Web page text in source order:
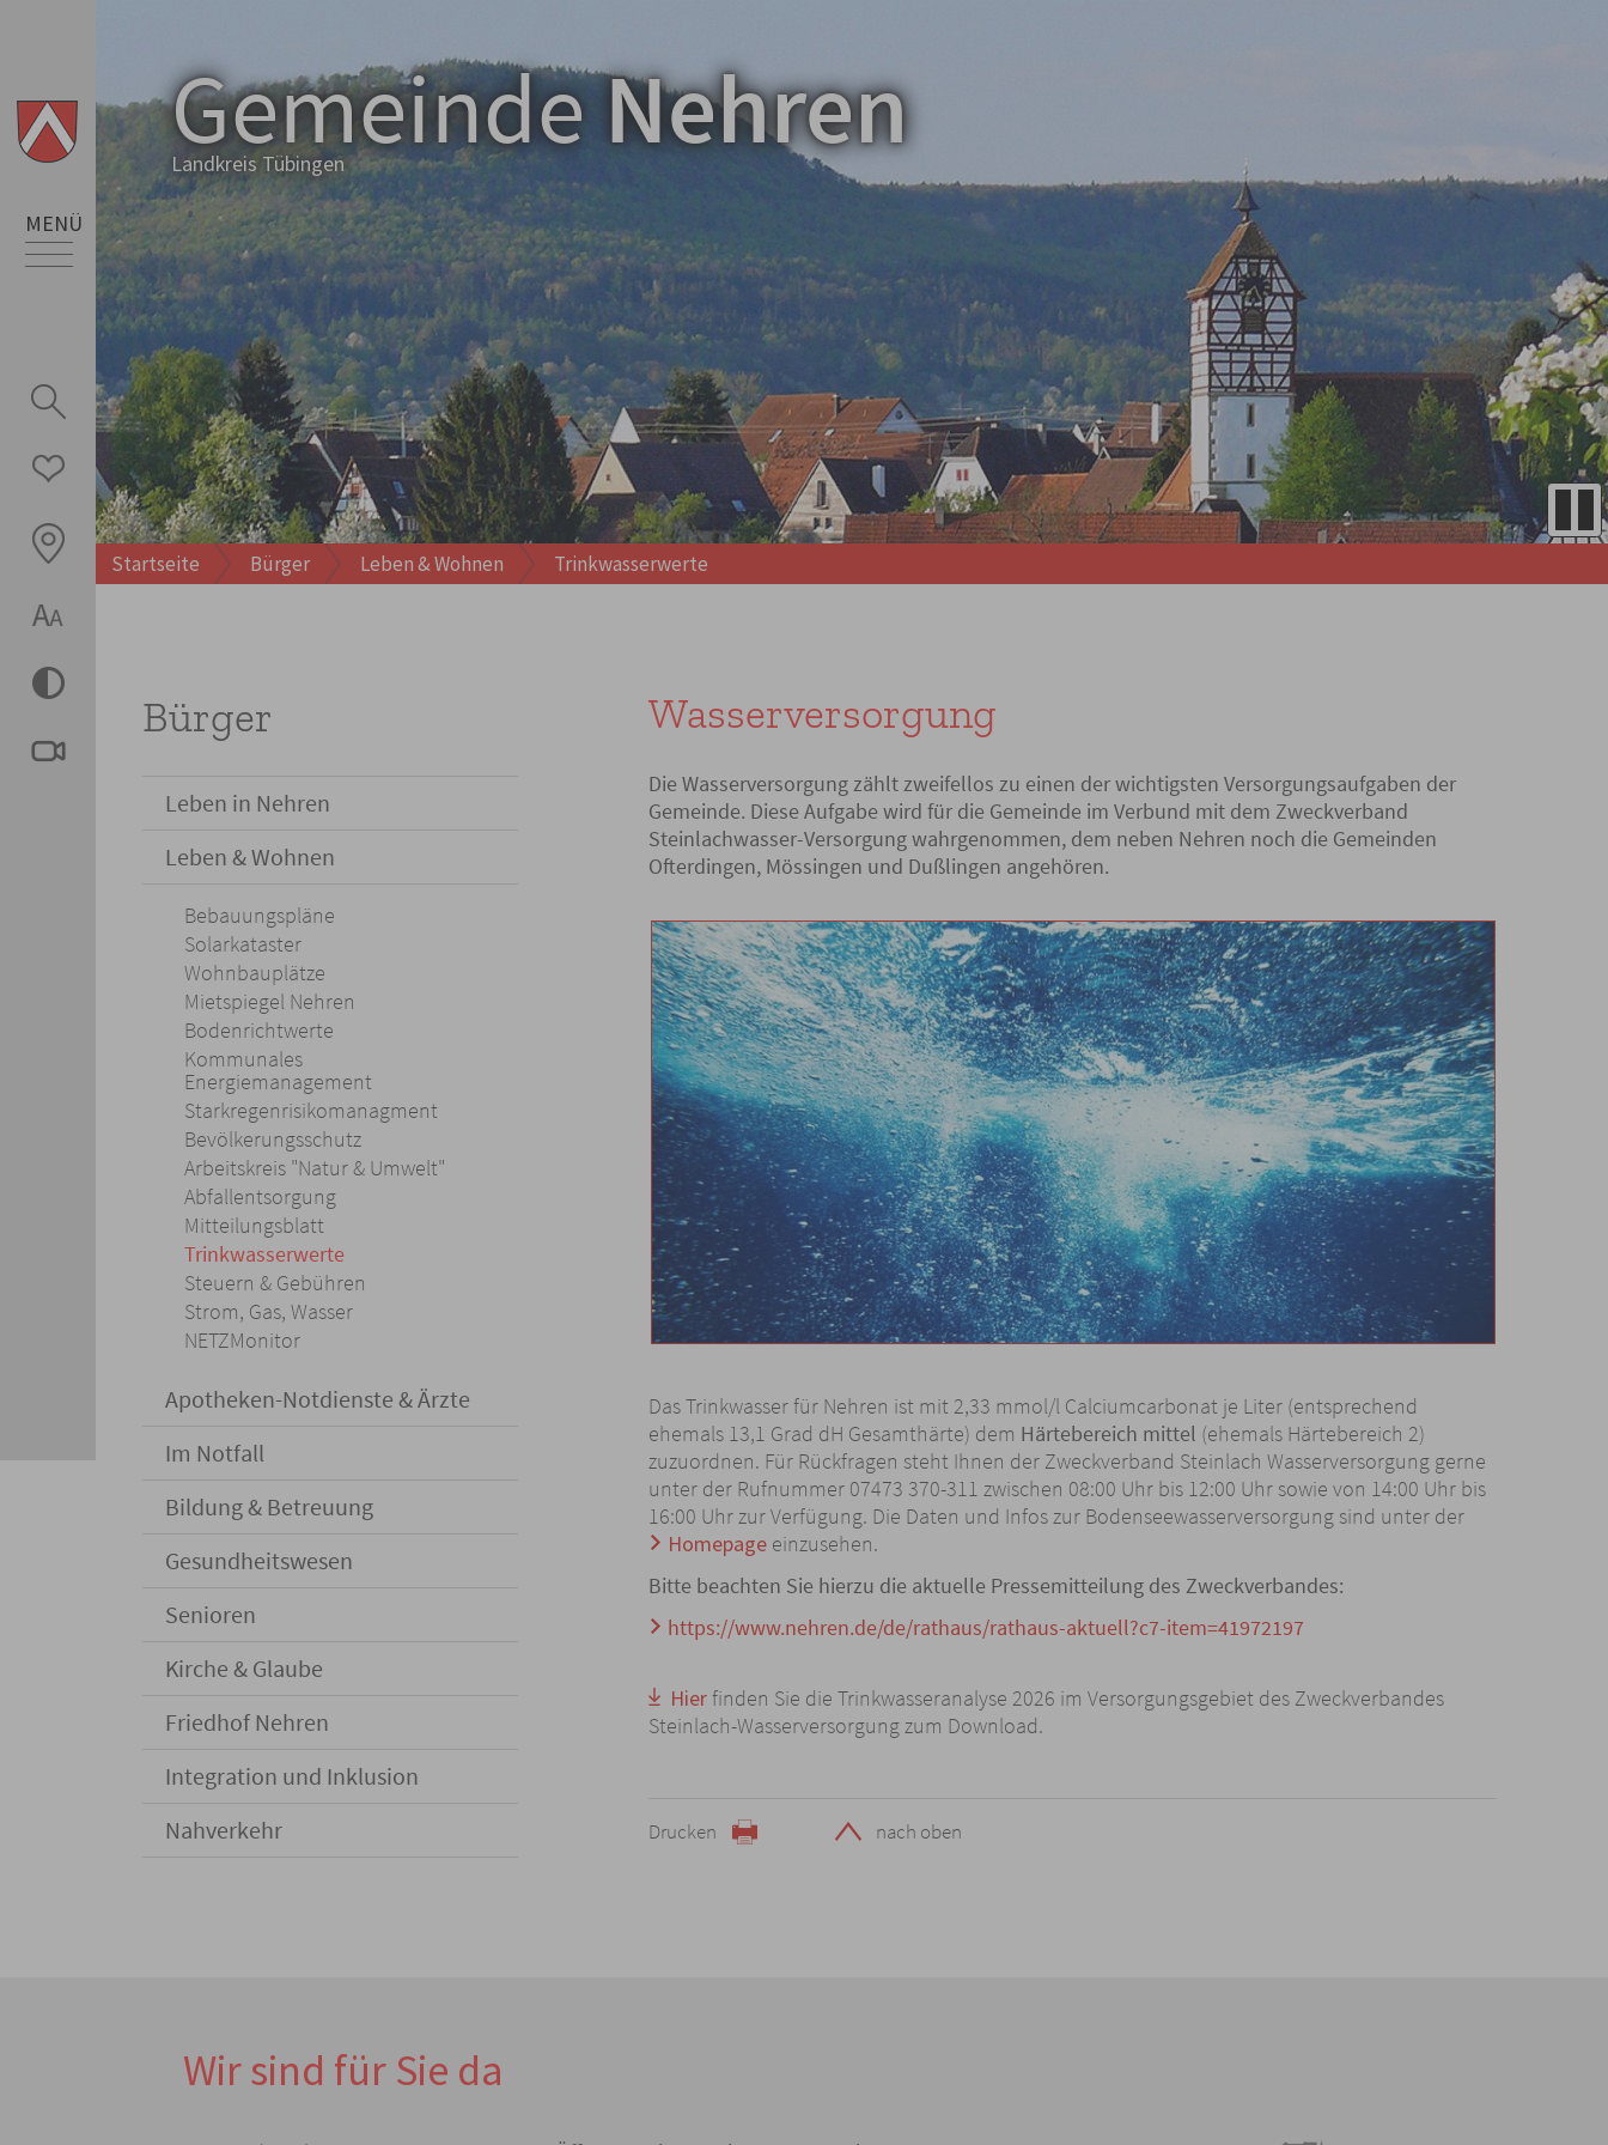
MENÜ
GemeindeNehren
Landkreis Tübingen
Startseite Bürger Leben & Wohnen Trinkwasserwerte
Wasserversorgung
Die Wasserversorgung zählt zweifellos zu einen der wichtigsten Versorgungsaufgaben der
Gemeinde. Diese Aufgabe wird für die Gemeinde im Verbund mit dem Zweckverband
Steinlachwasser-Versorgung wahrgenommen, dem neben Nehren noch die Gemeinden
Ofterdingen, Mössingen und Dußlingen angehören.
Das Trinkwasser für Nehren ist mit 2,33 mmol/l Calciumcarbonat je Liter (entsprechend
ehemals 13,1 Grad dH Gesamthärte) dem Härtebereich mittel (ehemals Härtebereich 2)
zuzuordnen. Für Rückfragen steht Ihnen der Zweckverband Steinlach Wasserversorgung gerne
unter der Rufnummer 07473 370-311 zwischen 08:00 Uhr bis 12:00 Uhr sowie von 14:00 Uhr bis
16:00 Uhr zur Verfügung. Die Daten und Infos zur Bodenseewasserversorgung sind unter der
Homepage einzusehen.
Bitte beachten Sie hierzu die aktuelle Pressemitteilung des Zweckverbandes:
https://www.nehren.de/de/rathaus/rathaus-aktuell?c7-item=41972197
Hierfinden Sie die Trinkwasseranalyse 2026 im Versorgungsgebiet des Zweckverbandes
Steinlach-Wasserversorgung zum Download.
Bürger
Leben in Nehren
Leben & Wohnen
Bebauungspläne
Solarkataster
Wohnbauplätze
Mietspiegel Nehren
Bodenrichtwerte
Kommunales
Energiemanagement
Starkregenrisikomanagment
Bevölkerungsschutz
Arbeitskreis "Natur & Umwelt"
Abfallentsorgung
Mitteilungsblatt
Trinkwasserwerte
Steuern & Gebühren
Strom, Gas, Wasser
NETZMonitor
Apotheken-Notdienste & Ärzte
Im Notfall
Bildung & Betreuung
Gesundheitswesen
Senioren
Kirche & Glaube
Friedhof Nehren
Integration und Inklusion
Nahverkehr
Drucken nach oben
Wir sind für Sie da